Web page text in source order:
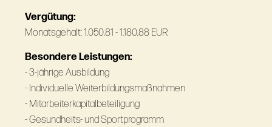
Vergütung:
Monatsgehalt: 1.050,81 - 1.180,88 EUR
Besondere Leistungen:
- 3-jährige Ausbildung
- Individuelle Weiterbildungsmaßnahmen
- Mitarbeiterkapitalbeteiligung
- Gesundheits- und Sportprogramm